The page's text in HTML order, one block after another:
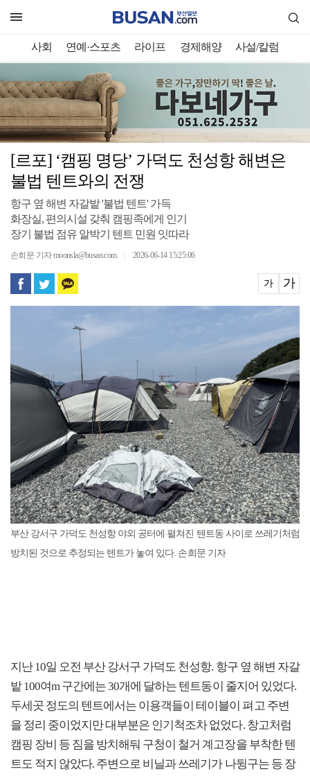
사회 연예·스포츠 라이프 경제해양 사설/칼럼
[르포] ‘캠핑 명당’ 가덕도 천성항 해변은
불법 텐트와의 전쟁
항구 옆 해변 자갈밭 '불법 텐트' 가득
화장실, 편의시설 갖춰 캠핑족에게 인기
장기 불법 점유 알박기 텐트 민원 잇따라
손희문 기자 moonsla@busan.com 2026-06-14 15:25:06
가 가
부산 강서구 가덕도 천성항 야외 공터에 펼쳐진 텐트동 사이로 쓰레기처럼
방치된 것으로 추정되는 텐트가 놓여 있다. 손희문 기자
지난 10일 오전 부산 강서구 가덕도 천성항. 항구 옆 해변 자갈
밭 100여m 구간에는 30개에 달하는 텐트동이 줄지어 있었다.
두세곳 정도의 텐트에서는 이용객들이 테이블이 펴고 주변
을 정리 중이었지만 대부분은 인기척조차 없었다. 창고처럼
캠핑 장비 등 짐을 방치해둬 구청이 철거 계고장을 부착한 텐
트도 적지 않았다. 주변으로 비닐과 쓰레기가 나뒹구는 등 장